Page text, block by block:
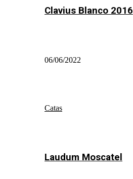
Clavius Blanco 2016
06/06/2022
Catas
Laudum Moscatel